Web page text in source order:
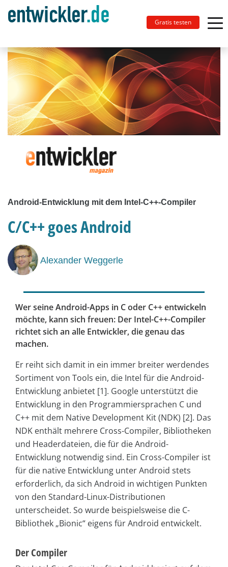
Gratis testen
Android-Entwicklung mit dem Intel-C++-Compiler
C/C++ goes Android
Alexander Weggerle
Wer seine Android-Apps in C oder C++ entwickeln
möchte, kann sich freuen: Der Intel-C++-Compiler
richtet sich an alle Entwickler, die genau das
machen.
Er reiht sich damit in ein immer breiter werdendes
Sortiment von Tools ein, die Intel für die Android-
Entwicklung anbietet [1]. Google unterstützt die
Entwicklung in den Programmiersprachen C und
C++ mit dem Native Development Kit (NDK) [2]. Das
NDK enthält mehrere Cross-Compiler, Bibliotheken
und Headerdateien, die für die Android-
Entwicklung notwendig sind. Ein Cross-Compiler ist
für die native Entwicklung unter Android stets
erforderlich, da sich Android in wichtigen Punkten
von den Standard-Linux-Distributionen
unterscheidet. So wurde beispielsweise die C-
Bibliothek „Bionic“ eigens für Android entwickelt.
Der Compiler